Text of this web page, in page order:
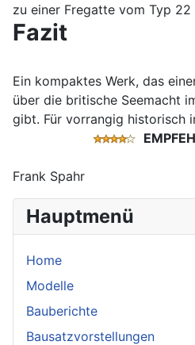
Hauptmenü
Home
Modelle
Bauberichte
Bausatzvorstellungen
zu einer Fregatte vom Typ
Fazit
Ein kompaktes Werk, das
über die britische Seemacht
gibt. Für vorrangig historisch
Frank Spahr